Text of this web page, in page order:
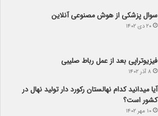
سوال پزشکی از هوش مصنوعی آنلاین
۲۰ دی ۱۴۰۲
فیزیوتراپی بعد از عمل رباط صلیبی
۸ آذر ۱۴۰۲
آیا می­دانید کدام نهالستان رکورد دار تولید نهال­ در
کشور است؟
۱۰ مهر ۱۴۰۲